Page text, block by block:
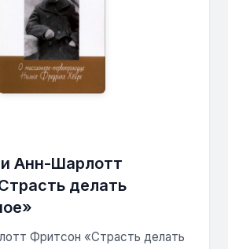
Анн-Шарлотт
делать
Фритсон «Страсть делать